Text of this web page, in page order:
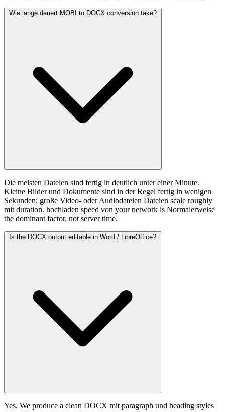
Wie lange dauert MOBI to DOCX conversion take?
Die meisten Dateien sind fertig in deutlich unter einer Minute.
Kleine Bilder und Dokumente sind in der Regel fertig in wenigen
Sekunden; große Video- oder Audiodateien Dateien scale roughly
mit duration. hochladen speed von your network is Normalerweise
the dominant factor, not server time.
Is the DOCX output editable in Word / LibreOffice?
Yes. We produce a clean DOCX mit paragraph und heading styles